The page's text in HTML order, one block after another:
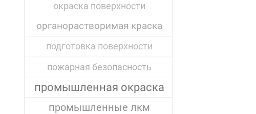
окраска поверхности
органорастворимая краска
подготовка поверхности
пожарная безопасность
промышленная окраска
промышленные лкм